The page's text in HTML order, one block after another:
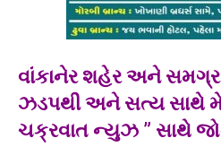
વાંકાનેર શહેર અને સમગ્ર
ઝડપથી અને સત્ય સાથે
ચક્રવાત ન્યુઝ ” સાથે